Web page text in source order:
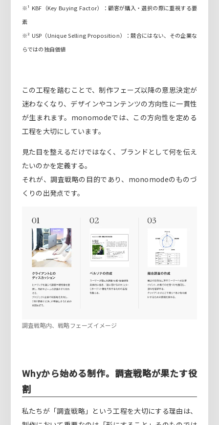
※¹ KBF（Key Buying Factor）：顧客が購入・選択の際に重視する要
素
※² USP（Unique Selling Proposition）：競合にはない、その企業な
らではの独自価値
この工程を踏むことで、制作フェーズ以降の意思決定が
迷わなくなり、デザインやコンテンツの方向性に一貫性
が生まれます。monomodeでは、この方向性を定める
工程を大切にしています。
見た目を整えるだけではなく、ブランドとして何を伝え
たいのかを定義する。
それが、調査戦略の目的であり、monomodeのものづ
くりの出発点です。
調査戦略内、戦略フェーズイメージ
Whyから始める制作。調査戦略が果たす役
割
私たちが「調査戦略」という工程を大切にする理由は、